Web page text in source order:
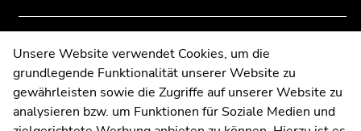
Contact
Web Editors
Moodle
UNIGRAZonline
Unsere Website verwendet Cookies, um die
grundlegende Funktionalität unserer Website zu
gewährleisten sowie die Zugriffe auf unserer Website zu
analysieren bzw. um Funktionen für Soziale Medien und